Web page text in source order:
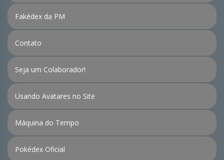
Fakédex da PM
Contato
Seja um Colaborador!
Usando Avatares no Site
Máquina do Tempo
Pokédex Oficial